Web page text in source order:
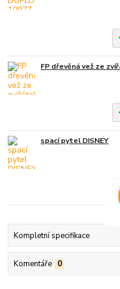
FP dřevěná vež ze
spací pytel DISNEY
Kompletní specifikace
Komentáře 0